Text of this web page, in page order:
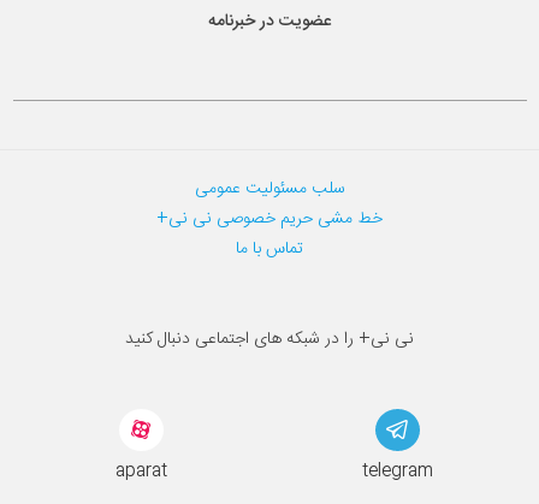
عضویت در خبرنامه
سلب مسئولیت عمومی
خط مشی حریم خصوصی نی نی+
تماس با ما
نی نی+ را در شبکه های اجتماعی دنبال کنید
aparat telegram